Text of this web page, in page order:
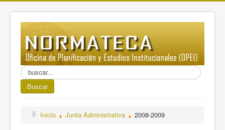
Buscar...
Buscar
Inicio Junta Administrativa 2008-2009